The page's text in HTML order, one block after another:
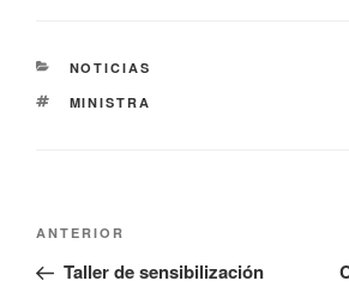
NOTICIAS
MINISTRA
ANTERIOR
Taller de sensibilización